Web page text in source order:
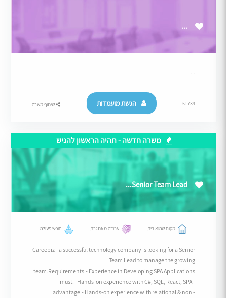
...
51739 הגשת מועמדות שיתוף משרה
משרה חדשה - תהיה הראשון להגיש
Senior Team Lead...
מקום שהוא בית עבודה מאתגרת חופש פעולה
Careebiz - a successful technology company is looking for a Senior
Team Lead to manage the growing
team.Requirements:- Experience in Developing SPA Applications
- must.- Hands-on experience with C#, SQL, React, SPA -
advantage.- Hands-on experience with relational & non -